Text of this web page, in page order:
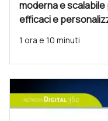
moderna e
efficaci e
1 ora e 10 minuti